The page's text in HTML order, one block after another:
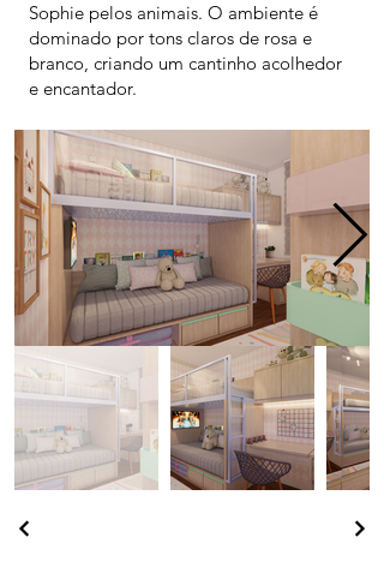
Sophie pelos animais. O ambiente é
dominado por tons claros de rosa e
branco, criando um cantinho acolhedor
e encantador.